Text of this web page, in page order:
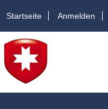
Startseite Anmelden